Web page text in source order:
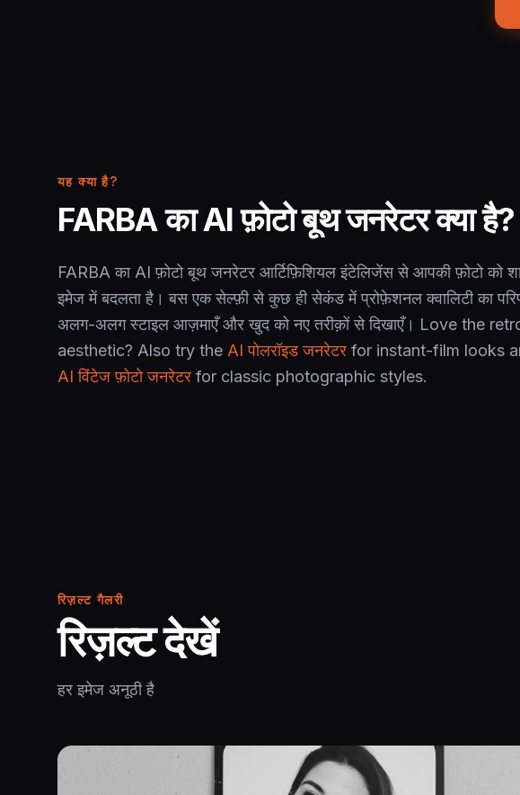
यह क्या है?
FARBA का AI फ़ोटो बूथ जनरेटर क्या है?
FARBA का AI फ़ोटो बूथ जनरेटर आर्टिफ़िशियल इंटेलिजेंस से आपकी फ़ोटो को
इमेज में बदलता है। बस एक सेल्फ़ी से कुछ ही सेकंड में प्रोफ़ेशनल क्वालिटी का
अलग-अलग स्टाइल आज़माएँ और खुद को नए तरीक़ों से दिखाएँ। Love the
aesthetic? Also try the AI पोलरॉइड जनरेटर for instant-film looks
AI विंटेज फ़ोटो जनरेटर for classic photographic styles.
रिज़ल्ट गैलरी
रिज़ल्ट देखें
हर इमेज अनूठी है